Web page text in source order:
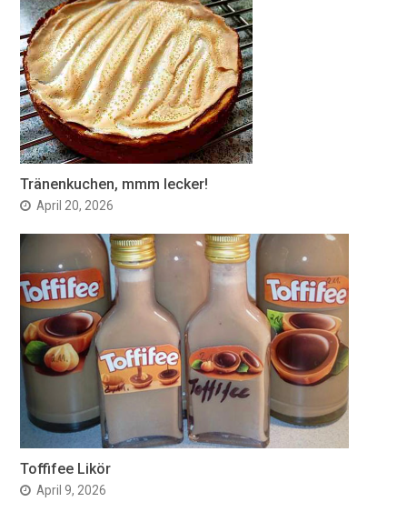
Tränenkuchen, mmm lecker!
April 20, 2026
Toffifee Likör
April 9, 2026